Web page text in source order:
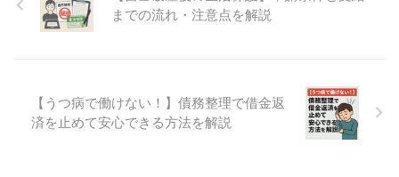
うこともあり、それに関連したデ
メリットもいくつかあります。
があります。 自己破産手続きを
すると破産状態になるために、そ
のことによってデメリットが生じ
利用する中で同時廃止を利用する
人も多いので、まずは同時廃止に
の同時廃止になる確率とは 自己
破産の同時廃止は、これといった
大きな財産がなく、自己破産の手
までの流れ・注意点を解説
【うつ病で働けない！】債務整理で借金返
済を止めて安心できる方法を解説